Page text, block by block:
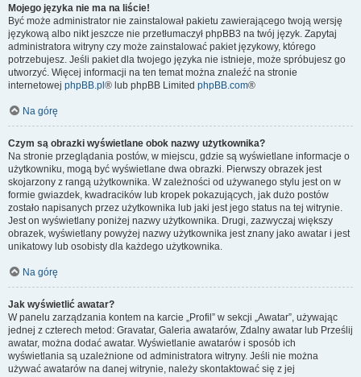
Mojego języka nie ma na liście!
Być może administrator nie zainstalował pakietu zawierającego twoją wersję
językową albo nikt jeszcze nie przetłumaczył phpBB3 na twój język. Zapytaj
administratora witryny czy może zainstalować pakiet językowy, którego
potrzebujesz. Jeśli pakiet dla twojego języka nie istnieje, może spróbujesz go
utworzyć. Więcej informacji na ten temat można znaleźć na stronie
internetowej phpBB.pl ® lub phpBB Limited phpBB.com®
Na górę
Czym są obrazki wyświetlane obok nazwy użytkownika?
Na stronie przeglądania postów, w miejscu, gdzie są wyświetlane informacje o
użytkowniku, mogą być wyświetlane dwa obrazki. Pierwszy obrazek jest
skojarzony z rangą użytkownika. W zależności od używanego stylu jest on w
formie gwiazdek, kwadracików lub kropek pokazujących, jak dużo postów
zostało napisanych przez użytkownika lub jaki jest jego status na tej witrynie.
Jest on wyświetlany poniżej nazwy użytkownika. Drugi, zazwyczaj większy
obrazek, wyświetlany powyżej nazwy użytkownika jest znany jako awatar i jest
unikatowy lub osobisty dla każdego użytkownika.
Na górę
Jak wyświetlić awatar?
W panelu zarządzania kontem na karcie „Profil” w sekcji „Awatar”, używając
jednej z czterech metod: Gravatar, Galeria awatarów, Zdalny awatar lub Prześlij
awatar, można dodać awatar. Wyświetlanie awatarów i sposób ich
wyświetlania są uzależnione od administratora witryny. Jeśli nie można
używać awatarów na danej witrynie, należy skontaktować się z jej